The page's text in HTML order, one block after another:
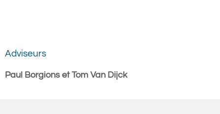
Adviseurs
Paul Borgions et Tom Van Dijck